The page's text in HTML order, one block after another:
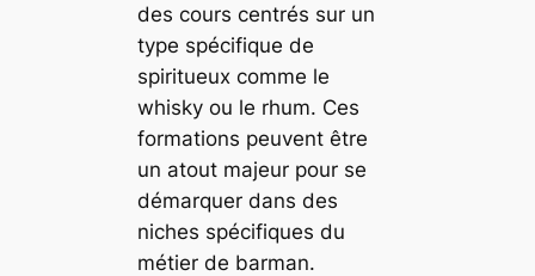
des cours centrés sur un
type spécifique de
spiritueux comme le
whisky ou le rhum. Ces
formations peuvent être
un atout majeur pour se
démarquer dans des
niches spécifiques du
métier de barman.